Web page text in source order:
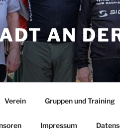
AN
Verein Gruppen und Training
Impressum